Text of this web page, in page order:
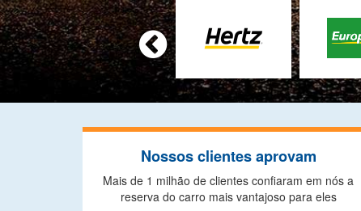

Nossos clientes aprovam
Mais de 1 milhão de clientes confiaram em nós a
reserva do carro mais vantajoso para eles